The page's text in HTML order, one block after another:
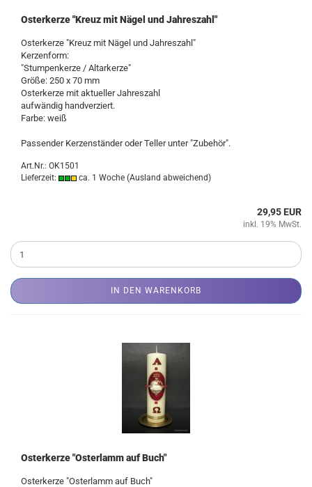
Osterkerze "Kreuz mit Nägel und Jahreszahl"
Osterkerze "Kreuz mit Nägel und Jahreszahl"
Kerzenform:
"Stumpenkerze / Altarkerze"
Größe: 250 x 70 mm
Osterkerze mit aktueller Jahreszahl
aufwändig handverziert.
Farbe: weiß
Passender Kerzenständer oder Teller unter "Zubehör".
Art.Nr.: OK1501
Lieferzeit:
ca. 1 Woche (Ausland abweichend)
29,95 EUR
inkl. 19% MwSt.
IN DEN WARENKORB
Osterkerze "Osterlamm auf Buch"
Osterkerze "Osterlamm auf Buch"